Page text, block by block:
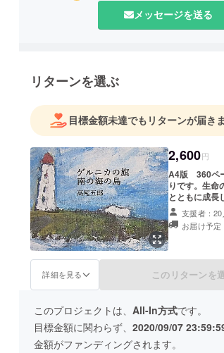
メッセージを送る
リターンを選ぶ
目標金額未達でもリターンが届き
2,600円
A4版 360ペ
りです。生命
とともに成長
ラーの挿絵が
一冊一冊が工
す。誰でも本
る革命の本で
カード二枚を
支援者：20
お届け予定
詳細を見る このリターンを
このプロジェクトは、 All-In方式です。
目標金額に関わらず、 2020/09/07
金額がファンディングされます。